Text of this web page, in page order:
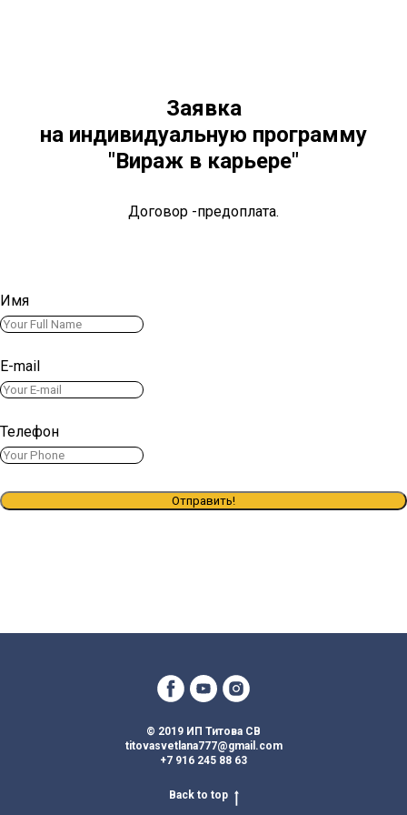
Заявка
на индивидуальную программу
"Вираж в карьере"
Договор -предоплата.
Имя
E-mail
Телефон
Отправить!
© 2019 ИП Титова СВ
titovasvetlana777@gmail.com
+7 916 245 88 63
Back to top